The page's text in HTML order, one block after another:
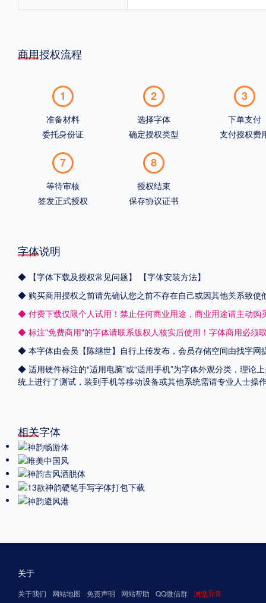
商用授权流程
1
准备材料
委托身份证
2
选择字体
确定授权类型
3
下单支付
支付授权费
7
等待审核
签发正式授权
8
授权结束
保存协议证书
字体说明
◆ 【字体下载及授权常见问题】
【字体安装方法】
◆ 购买商用授权之前请先确认您之前不存在自己或因其他关系致使
◆ 付费下载仅限个人试用！禁止任何商业用途，商业用途请主动购
◆ 标注"免费商用"的字体请联系版权人核实后使用！字体商用必须
◆ 本字体由会员【陈继世】自行上传发布，会员存储空间由找字
◆ 适用硬件标注的“适用电脑”或“适用手机”为字体外观分类，理论
统上进行了测试，装到手机等移动设备或其他系统需请专业人士
相关字体
关于
关于我们 网站地图 免责声明 网站帮助 QQ微信群 浏览异常